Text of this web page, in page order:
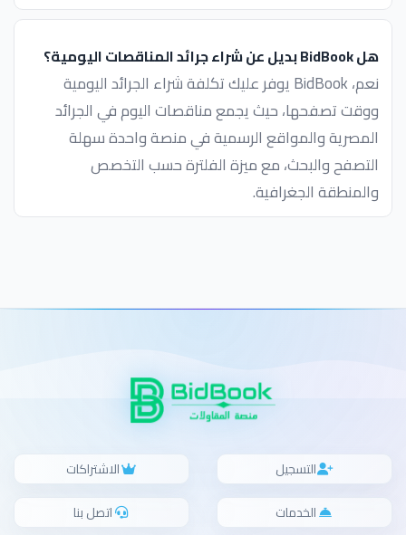
هل BidBook بديل عن شراء جرائد المناقصات اليومية؟
نعم، BidBook يوفر عليك تكلفة شراء الجرائد اليومية
ووقت تصفحها، حيث يجمع مناقصات اليوم في الجرائد
المصرية والمواقع الرسمية في منصة واحدة سهلة
التصفح والبحث، مع ميزة الفلترة حسب التخصص
والمنطقة الجغرافية.
التسجيل
الخدمات
الاشتراكات
اتصل بنا